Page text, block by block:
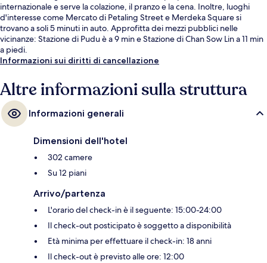
internazionale e serve la colazione, il pranzo e la cena. Inoltre, luoghi
d'interesse come Mercato di Petaling Street e Merdeka Square si
trovano a soli 5 minuti in auto. Approfitta dei mezzi pubblici nelle
vicinanze: Stazione di Pudu è a 9 min e Stazione di Chan Sow Lin a 11 min
a piedi.
Informazioni sui diritti di cancellazione
Altre informazioni sulla struttura
Informazioni generali
Dimensioni dell'hotel
302 camere
Su 12 piani
Arrivo/partenza
L'orario del check-in è il seguente: 15:00-24:00
Il check-out posticipato è soggetto a disponibilità
Età minima per effettuare il check-in: 18 anni
Il check-out è previsto alle ore: 12:00